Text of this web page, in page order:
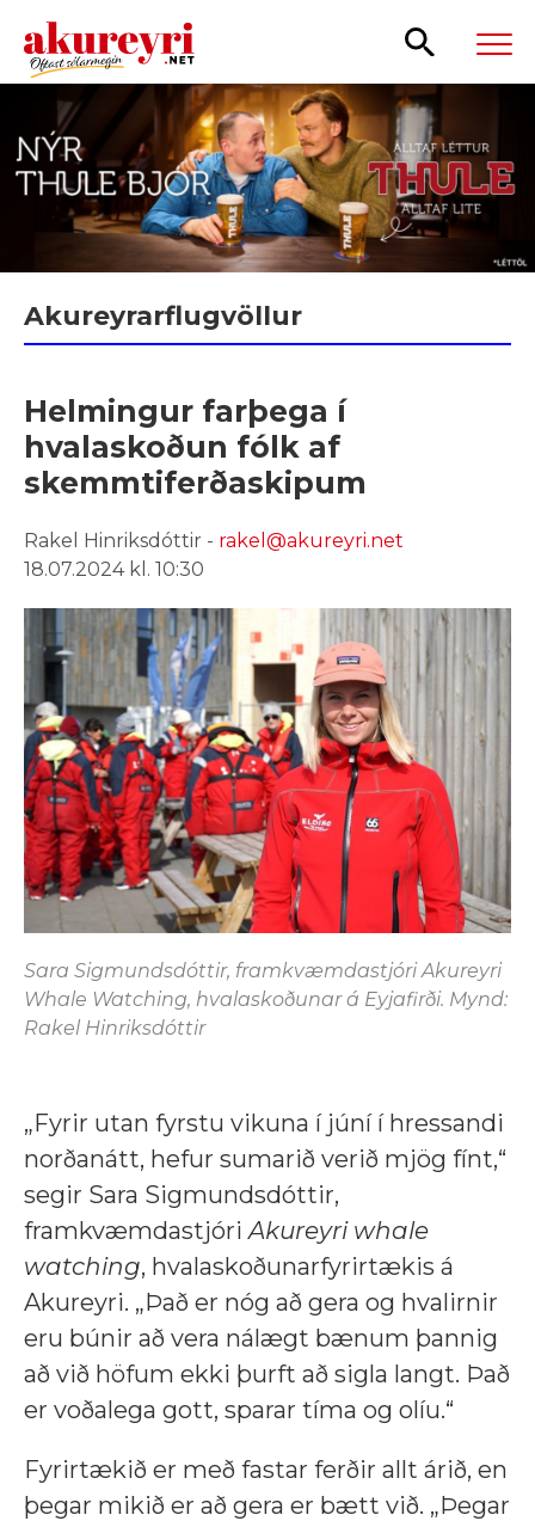
Leita
Akureyrarflugvöllur
Helmingur farþega í
hvalaskoðun fólk af
skemmtiferðaskipum
Rakel Hinriksdóttir - rakel@akureyri.net
18.07.2024 kl. 10:30
Sara Sigmundsdóttir, framkvæmdastjóri Akureyri
Whale Watching, hvalaskoðunar á Eyjafirði. Mynd:
Rakel Hinriksdóttir
„Fyrir utan fyrstu vikuna í júní í hressandi
norðanátt, hefur sumarið verið mjög fínt,“
segir Sara Sigmundsdóttir,
framkvæmdastjóriAkureyri whale
watching, hvalaskoðunarfyrirtækis á
Akureyri. „Það er nóg að gera og hvalirnir
eru búnir að vera nálægt bænum þannig
að við höfum ekki þurft að sigla langt. Það
er voðalega gott, sparar tíma og olíu.“
Fyrirtækið er með fastar ferðir allt árið, en
þegar mikið er að gera er bætt við. „Þegar